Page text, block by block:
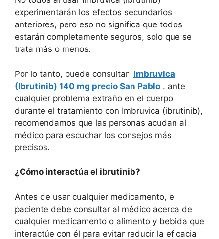
experimentarán los efectos secundarios
anteriores, pero eso no significa que todos
estarán completamente seguros, solo que se
trata más o menos.
Por lo tanto, puede consultar Imbruvica
(Ibrutinib) 140 mg precio San Pablo . ante
cualquier problema extraño en el cuerpo
durante el tratamiento con Imbruvica (ibrutinib),
recomendamos que las personas acudan al
médico para escuchar los consejos más
precisos.
¿Cómo interactúa el ibrutinib?
Antes de usar cualquier medicamento, el
paciente debe consultar al médico acerca de
cualquier medicamento o alimento y bebida que
interactúe con él para evitar reducir la eficacia